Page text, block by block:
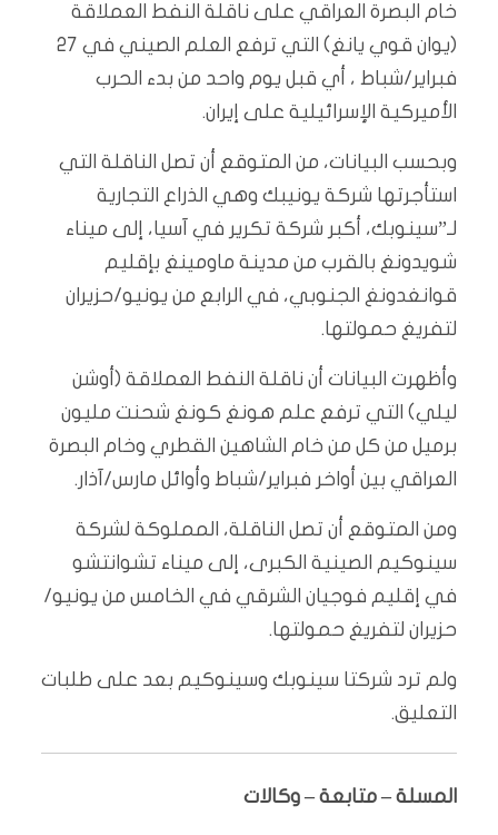
خام البصرة العراقي على ناقلة النفط العملاقة
(يوان قوي يانغ) التي ترفع العلم الصيني في 27
فبراير/شباط ، أي قبل يوم واحد من بدء الحرب
الأميركية الإسرائيلية على إيران.
وبحسب البيانات، من المتوقع أن تصل الناقلة التي
استأجرتها شركة يونيبك وهي الذراع التجارية
لـ”سينوبك، أكبر شركة تكرير في آسيا، إلى ميناء
شويدونغ بالقرب من مدينة ماومينغ بإقليم
قوانغدونغ الجنوبي، في الرابع من يونيو/حزيران
لتفريغ حمولتها.
وأظهرت البيانات أن ناقلة النفط العملاقة (أوشن
ليلي) التي ترفع علم هونغ كونغ شحنت مليون
برميل من كل من خام الشاهين القطري وخام البصرة
العراقي بين أواخر فبراير/شباط وأوائل مارس/آذار.
ومن المتوقع أن تصل الناقلة، المملوكة لشركة
سينوكيم الصينية الكبرى، إلى ميناء تشوانتشو
في إقليم فوجيان الشرقي في الخامس من يونيو/
حزيران لتفريغ حمولتها.
ولم ترد شركتا سينوبك وسينوكيم بعد على طلبات
التعليق.
المسلة – متابعة – وكالات